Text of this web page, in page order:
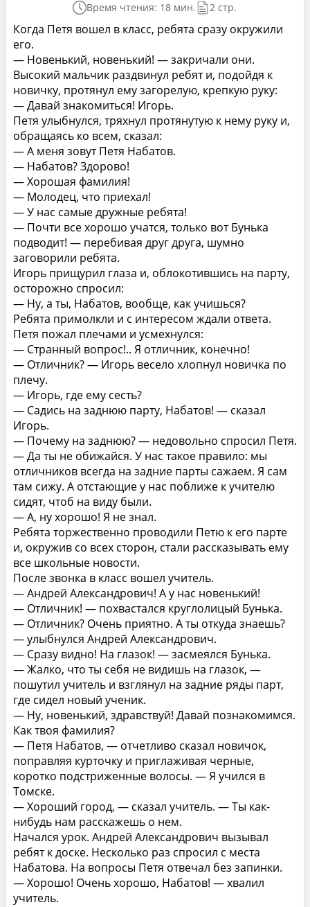
Время чтения: 18 мин. 2 стр.
Когда Петя вошел в класс, ребята сразу окружили
его.
— Новенький, новенький! — закричали они.
Высокий мальчик раздвинул ребят и, подойдя к
новичку, протянул ему загорелую, крепкую руку:
— Давай знакомиться! Игорь.
Петя улыбнулся, тряхнул протянутую к нему руку и,
обращаясь ко всем, сказал:
— А меня зовут Петя Набатов.
— Набатов? Здорово!
— Хорошая фамилия!
— Молодец, что приехал!
— У нас самые дружные ребята!
— Почти все хорошо учатся, только вот Бунька
подводит! — перебивая друг друга, шумно
заговорили ребята.
Игорь прищурил глаза и, облокотившись на парту,
осторожно спросил:
— Ну, а ты, Набатов, вообще, как учишься?
Ребята примолкли и с интересом ждали ответа.
Петя пожал плечами и усмехнулся:
— Странный вопрос!.. Я отличник, конечно!
— Отличник? — Игорь весело хлопнул новичка по
плечу.
— Игорь, где ему сесть?
— Садись на заднюю парту, Набатов! — сказал
Игорь.
— Почему на заднюю? — недовольно спросил Петя.
— Да ты не обижайся. У нас такое правило: мы
отличников всегда на задние парты сажаем. Я сам
там сижу. А отстающие у нас поближе к учителю
сидят, чтоб на виду были.
— А, ну хорошо! Я не знал.
Ребята торжественно проводили Петю к его парте
и, окружив со всех сторон, стали рассказывать ему
все школьные новости.
После звонка в класс вошел учитель.
— Андрей Александрович! А у нас новенький!
— Отличник! — похвастался круглолицый Бунька.
— Отличник? Очень приятно. А ты откуда знаешь?
— улыбнулся Андрей Александрович.
— Сразу видно! На глазок! — засмеялся Бунька.
— Жалко, что ты себя не видишь на глазок, —
пошутил учитель и взглянул на задние ряды парт,
где сидел новый ученик.
— Ну, новенький, здравствуй! Давай познакомимся.
Как твоя фамилия?
— Петя Набатов, — отчетливо сказал новичок,
поправляя курточку и приглаживая черные,
коротко подстриженные волосы. — Я учился в
Томске.
— Хороший город, — сказал учитель. — Ты как-
нибудь нам расскажешь о нем.
Начался урок. Андрей Александрович вызывал
ребят к доске. Несколько раз спросил с места
Набатова. На вопросы Петя отвечал без запинки.
— Хорошо! Очень хорошо, Набатов! — хвалил
учитель.